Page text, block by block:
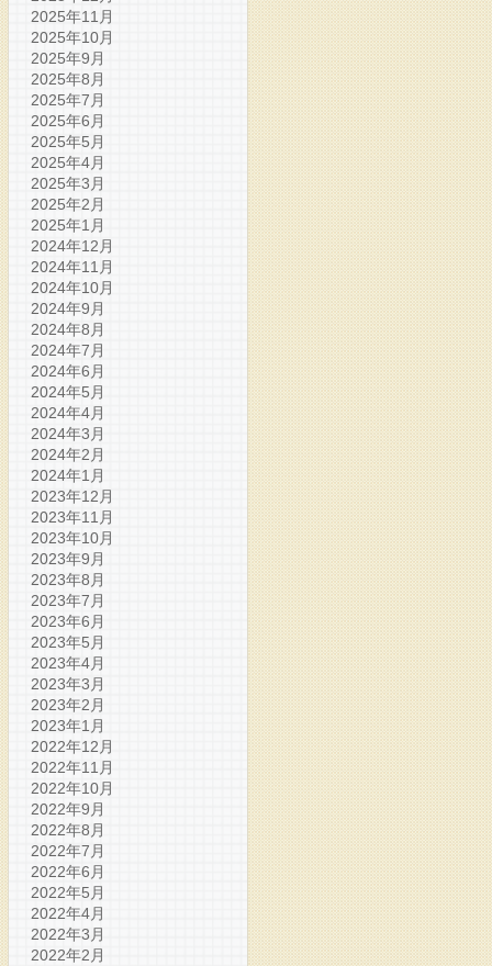
2025年11月
2025年10月
2025年9月
2025年8月
2025年7月
2025年6月
2025年5月
2025年4月
2025年3月
2025年2月
2025年1月
2024年12月
2024年11月
2024年10月
2024年9月
2024年8月
2024年7月
2024年6月
2024年5月
2024年4月
2024年3月
2024年2月
2024年1月
2023年12月
2023年11月
2023年10月
2023年9月
2023年8月
2023年7月
2023年6月
2023年5月
2023年4月
2023年3月
2023年2月
2023年1月
2022年12月
2022年11月
2022年10月
2022年9月
2022年8月
2022年7月
2022年6月
2022年5月
2022年4月
2022年3月
2022年2月